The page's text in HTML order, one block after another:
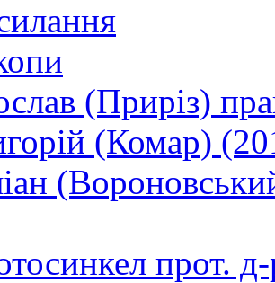
(Приріз)
(Комар)
прот.